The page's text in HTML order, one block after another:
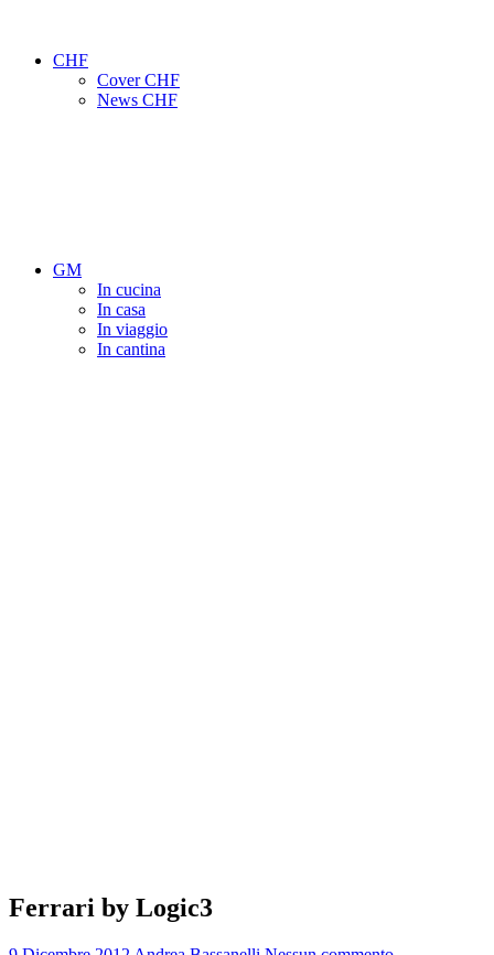
CHF
Cover CHF
News CHF
GM
In cucina
In casa
In viaggio
In cantina
Ferrari by Logic3